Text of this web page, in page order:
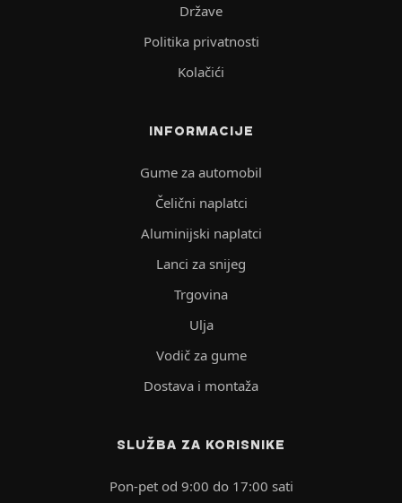
Države
Politika privatnosti
Kolačići
INFORMACIJE
Gume za automobil
Čelični naplatci
Aluminijski naplatci
Lanci za snijeg
Trgovina
Ulja
Vodič za gume
Dostava i montaža
SLUŽBA ZA KORISNIKE
Pon-pet od 9:00 do 17:00 sati